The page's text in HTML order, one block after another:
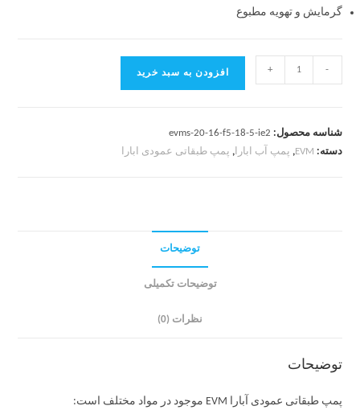
گرمایش و تهویه مطبوع
-
+ افزودن به سبد خرید
شناسه محصول: evms-20-16-f5-18-5-ie2
دسته: EVM
, پمپ آب ابارا, پمپ طبقاتی عمودی ابارا
توضیحات
توضیحات تکمیلی
نظرات (0)
توضیحات
پمپ طبقاتی عمودی آبارا EVM موجود در مواد مختلف است: